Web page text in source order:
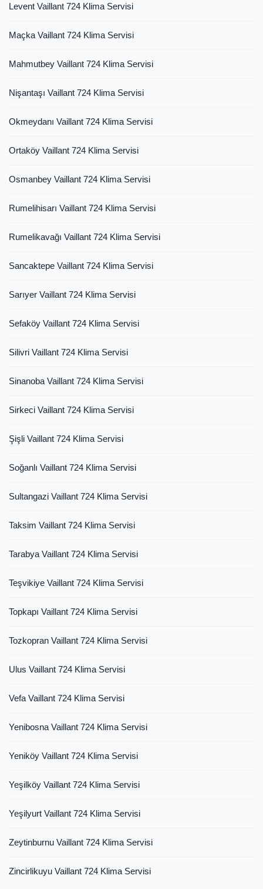
Levent Vaillant 724 Klima Servisi
Maçka Vaillant 724 Klima Servisi
Mahmutbey Vaillant 724 Klima Servisi
Nişantaşı Vaillant 724 Klima Servisi
Okmeydanı Vaillant 724 Klima Servisi
Ortaköy Vaillant 724 Klima Servisi
Osmanbey Vaillant 724 Klima Servisi
Rumelihisarı Vaillant 724 Klima Servisi
Rumelikavağı Vaillant 724 Klima Servisi
Sancaktepe Vaillant 724 Klima Servisi
Sarıyer Vaillant 724 Klima Servisi
Sefaköy Vaillant 724 Klima Servisi
Silivri Vaillant 724 Klima Servisi
Sinanoba Vaillant 724 Klima Servisi
Sirkeci Vaillant 724 Klima Servisi
Şişli Vaillant 724 Klima Servisi
Soğanlı Vaillant 724 Klima Servisi
Sultangazi Vaillant 724 Klima Servisi
Taksim Vaillant 724 Klima Servisi
Tarabya Vaillant 724 Klima Servisi
Teşvikiye Vaillant 724 Klima Servisi
Topkapı Vaillant 724 Klima Servisi
Tozkopran Vaillant 724 Klima Servisi
Ulus Vaillant 724 Klima Servisi
Vefa Vaillant 724 Klima Servisi
Yenibosna Vaillant 724 Klima Servisi
Yeniköy Vaillant 724 Klima Servisi
Yeşilköy Vaillant 724 Klima Servisi
Yeşilyurt Vaillant 724 Klima Servisi
Zeytinburnu Vaillant 724 Klima Servisi
Zincirlikuyu Vaillant 724 Klima Servisi